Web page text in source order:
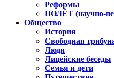
Реформы
ПОЛЁТ (научно-
Общество
История
Свободная
Люди
Лицейские беседы
Семья и дети